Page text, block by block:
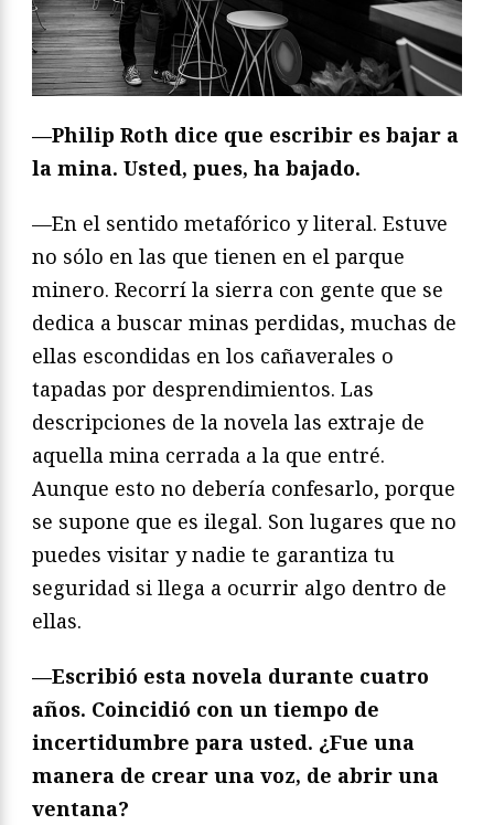
—Philip Roth dice que escribir es bajar a
la mina. Usted, pues, ha bajado.
—En el sentido metafórico y literal. Estuve
no sólo en las que tienen en el parque
minero. Recorrí la sierra con gente que se
dedica a buscar minas perdidas, muchas de
ellas escondidas en los cañaverales o
tapadas por desprendimientos. Las
descripciones de la novela las extraje de
aquella mina cerrada a la que entré.
Aunque esto no debería confesarlo, porque
se supone que es ilegal. Son lugares que no
puedes visitar y nadie te garantiza tu
seguridad si llega a ocurrir algo dentro de
ellas.
—Escribió esta novela durante cuatro
años. Coincidió con un tiempo de
incertidumbre para usted. ¿Fue una
manera de crear una voz, de abrir una
ventana?